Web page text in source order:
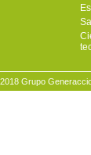
2018 Grupo